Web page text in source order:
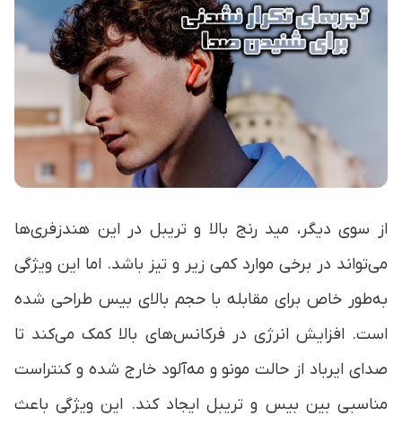
از سوی دیگر، مید رنج بالا و تریبل در این هندزفری‌ها
می‌تواند در برخی موارد کمی زیر و تیز باشد. اما این ویژگی
به‌طور خاص برای مقابله با حجم بالای بیس طراحی شده
است. افزایش انرژی در فرکانس‌های بالا کمک می‌کند تا
صدای ایرباد از حالت مونو و مه‌آلود خارج شده و کنتراست
مناسبی بین بیس و تریبل ایجاد کند. این ویژگی باعث